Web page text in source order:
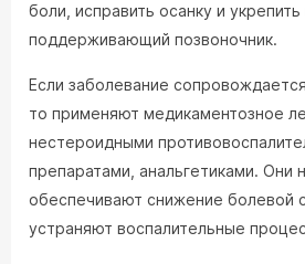
боли, исправить осанку и
поддерживающий позвоночник.
Если заболевание
то применяют медикаментозное
нестероидными
препаратами, анальгетиками. Они
обеспечивают снижение болевой
устраняют воспалительные